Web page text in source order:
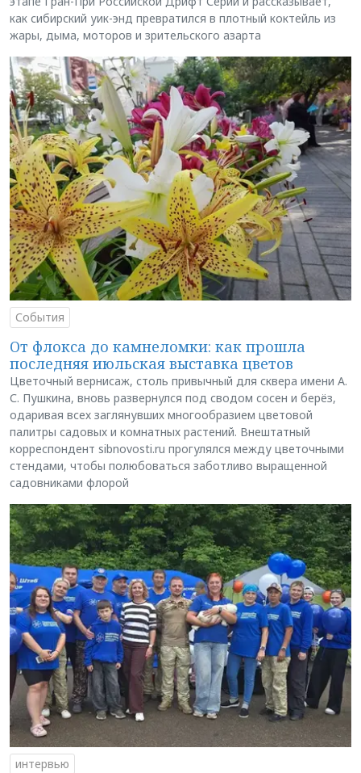
как сибирский уик-энд превратился в плотный коктейль из
жары, дыма, моторов и зрительского азарта
События
От флокса до камнеломки: как прошла
последняя июльская выставка цветов
Цветочный вернисаж, столь привычный для сквера имени А.
С. Пушкина, вновь развернулся под сводом сосен и берёз,
одаривая всех заглянувших многообразием цветовой
палитры садовых и комнатных растений. Внештатный
корреспондент sibnovosti.ru прогулялся между цветочными
стендами, чтобы полюбоваться заботливо выращенной
садовниками флорой
интервью